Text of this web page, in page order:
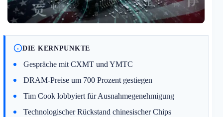
DIE KERNPUNKTE
Gespräche mit CXMT und YMTC
DRAM-Preise um 700 Prozent gestiegen
Tim Cook lobbyiert für Ausnahmegenehmigung
Technologischer Rückstand chinesischer Chips